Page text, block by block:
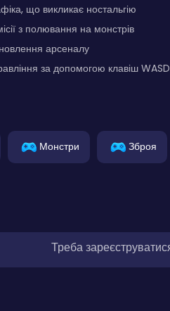
що викликає ностальгію
з полювання на монстрів
арсеналу
за допомогою клавіш
Монстри Зброя
Треба